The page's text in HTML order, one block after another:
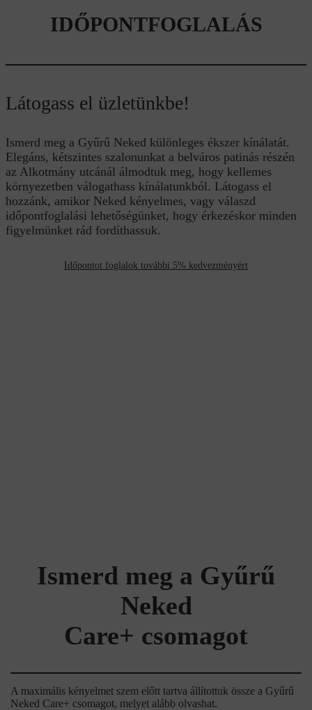
IDŐPONTFOGLALÁS
Látogass el üzletünkbe!
Ismerd meg a Gyűrű Neked különleges ékszer kínálatát.
Elegáns, kétszintes szalonunkat a belváros patinás részén
az Alkotmány utcánál álmodtuk meg, hogy kellemes
környezetben válogathass kínálatunkból. Látogass el
hozzánk, amikor Neked kényelmes, vagy válaszd
időpontfoglalási lehetőségünket, hogy érkezéskor minden
figyelmünket rád fordíthassuk.
Időpontot foglalok további 5% kedvezményért
Ismerd meg a Gyűrű
Neked
Care+ csomagot
A maximális kényelmet szem előtt tartva állítottuk össze a Gyűrű
Neked Care+ csomagot, melyet alább olvashat.